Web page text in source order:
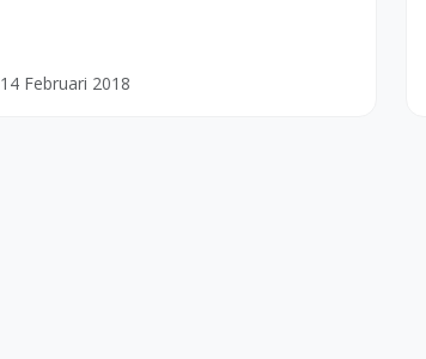
14 Februari 2018